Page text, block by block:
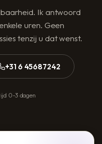
Ik antwoord
uren. Geen
tenzij u dat wenst.
+31 6 45687242
0-3 dagen